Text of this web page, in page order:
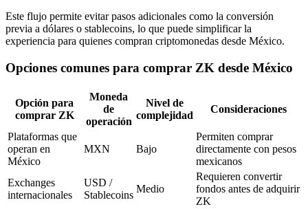
Este flujo permite evitar pasos adicionales como la conversión
previa a dólares o stablecoins, lo que puede simplificar la
experiencia para quienes compran criptomonedas desde México.
Opciones comunes para comprar ZK desde México
Opción para
comprar ZK
Moneda
de
operación
Nivel de
complejidad
Consideraciones
Plataformas que
operan en
México
MXN Bajo
Permiten comprar
directamente con pesos
mexicanos
Exchanges
internacionales
USD /
Stablecoins
Medio
Requieren convertir
fondos antes de adquirir
ZK